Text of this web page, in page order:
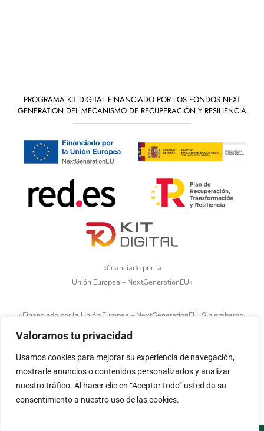
Valoramos tu privacidad
Usamos cookies para mejorar su experiencia de navegación,
mostrarle anuncios o contenidos personalizados y analizar
nuestro tráfico. Al hacer clic en “Aceptar todo” usted da su
consentimiento a nuestro uso de las cookies.
PROGRAMA KIT DIGITAL FINANCIADO POR LOS FONDOS NEXT
GENERATION DEL MECANISMO DE RECUPERACIÓN Y RESILIENCIA
«financiado por la
Unión Europea – NextGenerationEU»
«Financiado por la Unión Europea – NextGenerationEU. Sin embargo,
los puntos de vista y las opiniones expresadas son únicamente los
del autor o autores y no reflejan necesariamente los de la Unión
Europea o la Comisión Europea. Ni la Unión Europea ni la Comisión
Europea pueden ser consideradas responsables de las mismas»